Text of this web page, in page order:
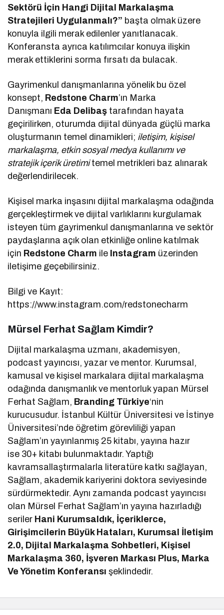
Sektörü İçin Hangi Dijital Markalaşma
Stratejileri Uygulanmalı?” başta olmak üzere
konuyla ilgili merak edilenler yanıtlanacak.
Konferansta ayrıca katılımcılar konuya ilişkin
merak ettiklerini sorma fırsatı da bulacak.
Gayrimenkul danışmanlarına yönelik bu özel
konsept, Redstone Charm’ın Marka
Danışmanı Eda Delibaş tarafından hayata
geçirilirken, oturumda dijital dünyada güçlü marka
oluşturmanın temel dinamikleri; iletişim, kişisel
markalaşma, etkin sosyal medya kullanımı ve
stratejik içerik üretimitemel metrikleri baz alınarak
değerlendirilecek.
Kişisel marka inşasını dijital markalaşma odağında
gerçekleştirmek ve dijital varlıklarını kurgulamak
isteyen tüm gayrimenkul danışmanlarına ve sektör
paydaşlarına açık olan etkinliğe online katılmak
için Redstone Charm ile Instagram üzerinden
iletişime geçebilirsiniz.
Bilgi ve Kayıt:
https://www.instagram.com/redstonecharm
Mürsel Ferhat Sağlam Kimdir?
Dijital markalaşma uzmanı, akademisyen,
podcast yayıncısı, yazar ve mentor. Kurumsal,
kamusal ve kişisel markalara dijital markalaşma
odağında danışmanlık ve mentorluk yapan Mürsel
Ferhat Sağlam, Branding Türkiye‘nin
kurucusudur. İstanbul Kültür Üniversitesi ve İstinye
Üniversitesi’nde öğretim görevliliği yapan
Sağlam’ın yayınlanmış 25 kitabı, yayına hazır
ise 30+ kitabı bulunmaktadır. Yaptığı
kavramsallaştırmalarla literatüre katkı sağlayan,
Sağlam, akademik kariyerini doktora seviyesinde
sürdürmektedir. Aynı zamanda podcast yayıncısı
olan Mürsel Ferhat Sağlam’ın yayına hazırladığı
seriler Hani Kurumsaldık, İçeriklerce,
Girişimcilerin Büyük Hataları, Kurumsal İletişim
2.0, Dijital Markalaşma Sohbetleri, Kişisel
Markalaşma 360, İşveren Markası Plus, Marka
Ve Yönetim Konferansı şeklindedir.